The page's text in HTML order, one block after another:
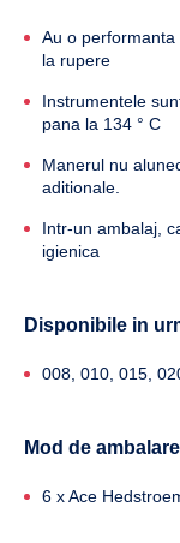
Au o
la rupere
Instrumentele
pana la 134 ° C
Manerul nu
aditionale.
Intr-un ambalaj,
igienica
Disponibile in
008, 010, 015,
Mod de
6 x Ace